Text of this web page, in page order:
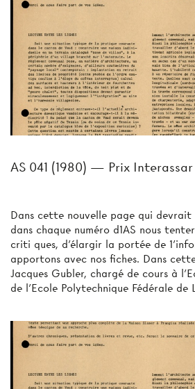
AS 041 (1980) — Prix Interassar
Dans cette nouvelle page qui
dans chaque numéro d1AS nous
criti­ ques, d'élargir la portée de
apportons avec nos fiches. Dans
Jacques Gubler, chargé de cours à
de l'Ecole Polytechnique Fédérale de